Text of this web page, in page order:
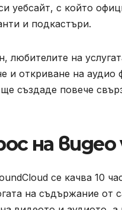
уебсайт, с който
и подкастъри.
любителите на
и откриване на аудио
създаде повече
на видео
се качва 10
на съдържание от